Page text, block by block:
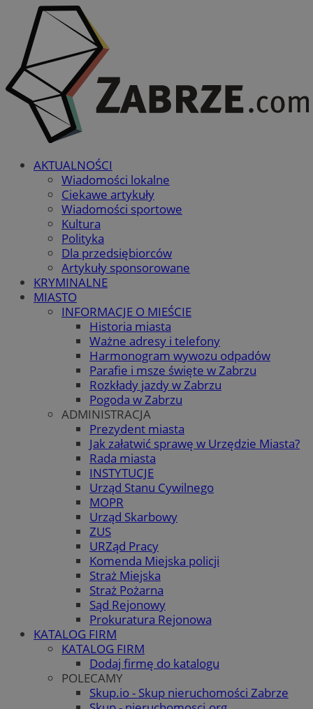
AKTUALNOŚCI
Wiadomości lokalne
Ciekawe artykuły
Wiadomości sportowe
Kultura
Polityka
Dla przedsiębiorców
Artykuły sponsorowane
KRYMINALNE
MIASTO
INFORMACJE O MIEŚCIE
Historia miasta
Ważne adresy i telefony
Harmonogram wywozu odpadów
Parafie i msze święte w Zabrzu
Rozkłady jazdy w Zabrzu
Pogoda w Zabrzu
ADMINISTRACJA
Prezydent miasta
Jak załatwić sprawę w Urzędzie Miasta?
Rada miasta
INSTYTUCJE
Urząd Stanu Cywilnego
MOPR
Urząd Skarbowy
ZUS
URZąd Pracy
Komenda Miejska policji
Straż Miejska
Straż Pożarna
Sąd Rejonowy
Prokuratura Rejonowa
KATALOG FIRM
KATALOG FIRM
Dodaj firmę do katalogu
POLECAMY
Skup.io - Skup nieruchomości Zabrze